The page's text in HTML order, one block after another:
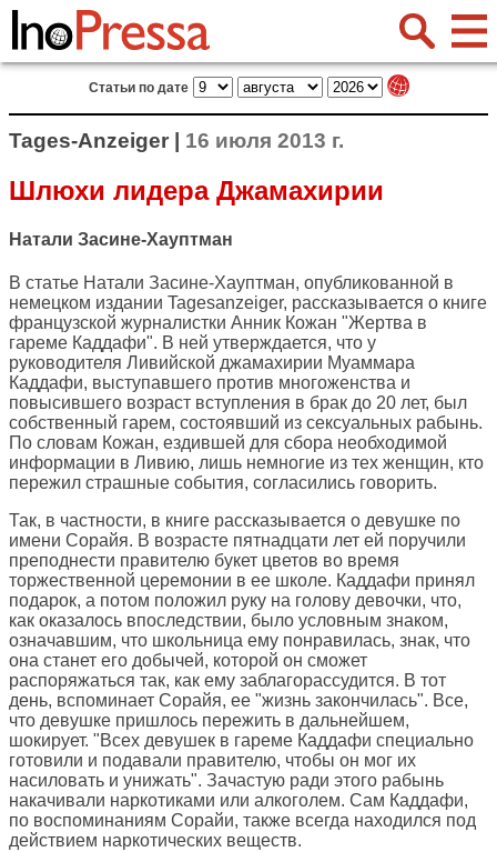
Статьи по дате
Tages-Anzeiger | 16 июля 2013 г.
Шлюхи лидера Джамахирии
Натали Засине-Хауптман
В статье Натали Засине-Хауптман, опубликованной в
немецком издании Tagesanzeiger, рассказывается о книге
французской журналистки Анник Кожан "Жертва в
гареме Каддафи". В ней утверждается, что у
руководителя Ливийской джамахирии Муаммара
Каддафи, выступавшего против многоженства и
повысившего возраст вступления в брак до 20 лет, был
собственный гарем, состоявший из сексуальных рабынь.
По словам Кожан, ездившей для сбора необходимой
информации в Ливию, лишь немногие из тех женщин, кто
пережил страшные события, согласились говорить.
Так, в частности, в книге рассказывается о девушке по
имени Сорайя. В возрасте пятнадцати лет ей поручили
преподнести правителю букет цветов во время
торжественной церемонии в ее школе. Каддафи принял
подарок, а потом положил руку на голову девочки, что,
как оказалось впоследствии, было условным знаком,
означавшим, что школьница ему понравилась, знак, что
она станет его добычей, которой он сможет
распоряжаться так, как ему заблагорассудится. В тот
день, вспоминает Сорайя, ее "жизнь закончилась". Все,
что девушке пришлось пережить в дальнейшем,
шокирует. "Всех девушек в гареме Каддафи специально
готовили и подавали правителю, чтобы он мог их
насиловать и унижать". Зачастую ради этого рабынь
накачивали наркотиками или алкоголем. Сам Каддафи,
по воспоминаниям Сорайи, также всегда находился под
действием наркотических веществ.